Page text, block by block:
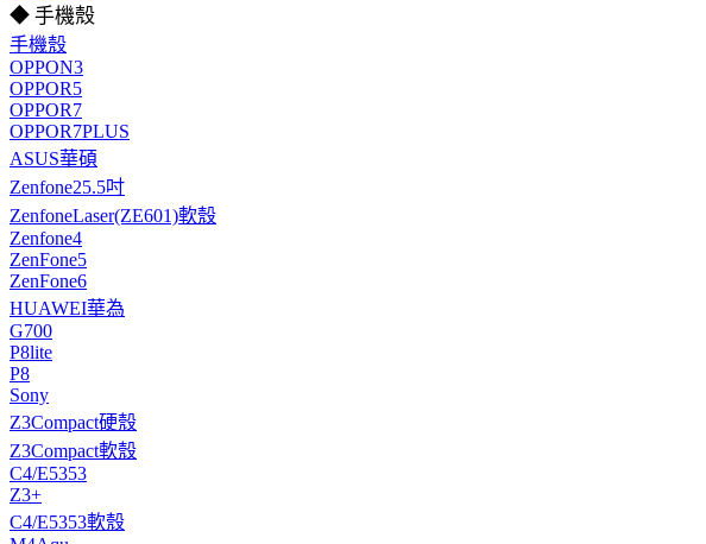
◆ 手機殼
手機殼
OPPON3
OPPOR5
OPPOR7
OPPOR7PLUS
ASUS華碩
Zenfone25.5吋
ZenfoneLaser(ZE601)軟殼
Zenfone4
ZenFone5
ZenFone6
HUAWEI華為
G700
P8lite
P8
Sony
Z3Compact硬殼
Z3Compact軟殼
C4/E5353
Z3+
C4/E5353軟殼